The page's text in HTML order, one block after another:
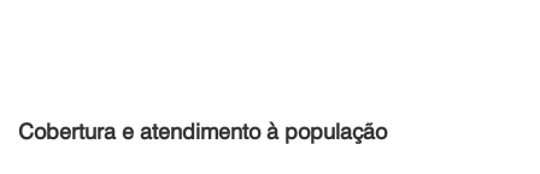
Cobertura e atendimento à população